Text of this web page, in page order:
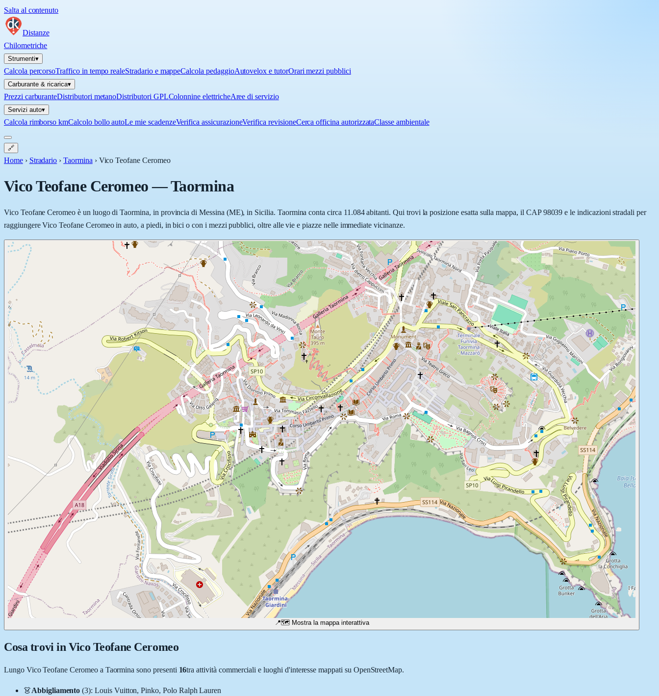
Salta al contenuto
Distanze
Chilometriche
Strumenti▾
Calcola percorsoTraffico in tempo realeStradario e mappeCalcola pedaggioAutovelox e tutorOrari mezzi pubblici
Carburante & ricarica▾
Prezzi carburanteDistributori metanoDistributori GPLColonnine elettricheAree di servizio
Servizi auto▾
Calcola rimborso kmCalcolo bollo autoLe mie scadenzeVerifica assicurazioneVerifica revisioneCerca officina autorizzataClasse ambientale
🔗
Home › Stradario › Taormina › Vico Teofane Ceromeo
Vico Teofane Ceromeo—Taormina
Vico Teofane Ceromeo è un luogo di Taormina, in provincia di Messina (ME), in Sicilia. Taormina conta circa 11.084 abitanti. Qui trovi la posizione esatta sulla mappa, il CAP 98039 e le indicazioni stradali per
raggiungere Vico Teofane Ceromeo in auto, a piedi, in bici o con i mezzi pubblici, oltre alle vie e piazze nelle immediate vicinanze.
📍🗺️ Mostra la mappa interattiva
Cosa trovi in Vico Teofane Ceromeo
Lungo Vico Teofane Ceromeoa Taormina sono presenti 16tra attività commerciali e luoghi d'interesse mappati su OpenStreetMap.
👗Abbigliamento (3):Louis Vuitton, Pinko, Polo Ralph Lauren